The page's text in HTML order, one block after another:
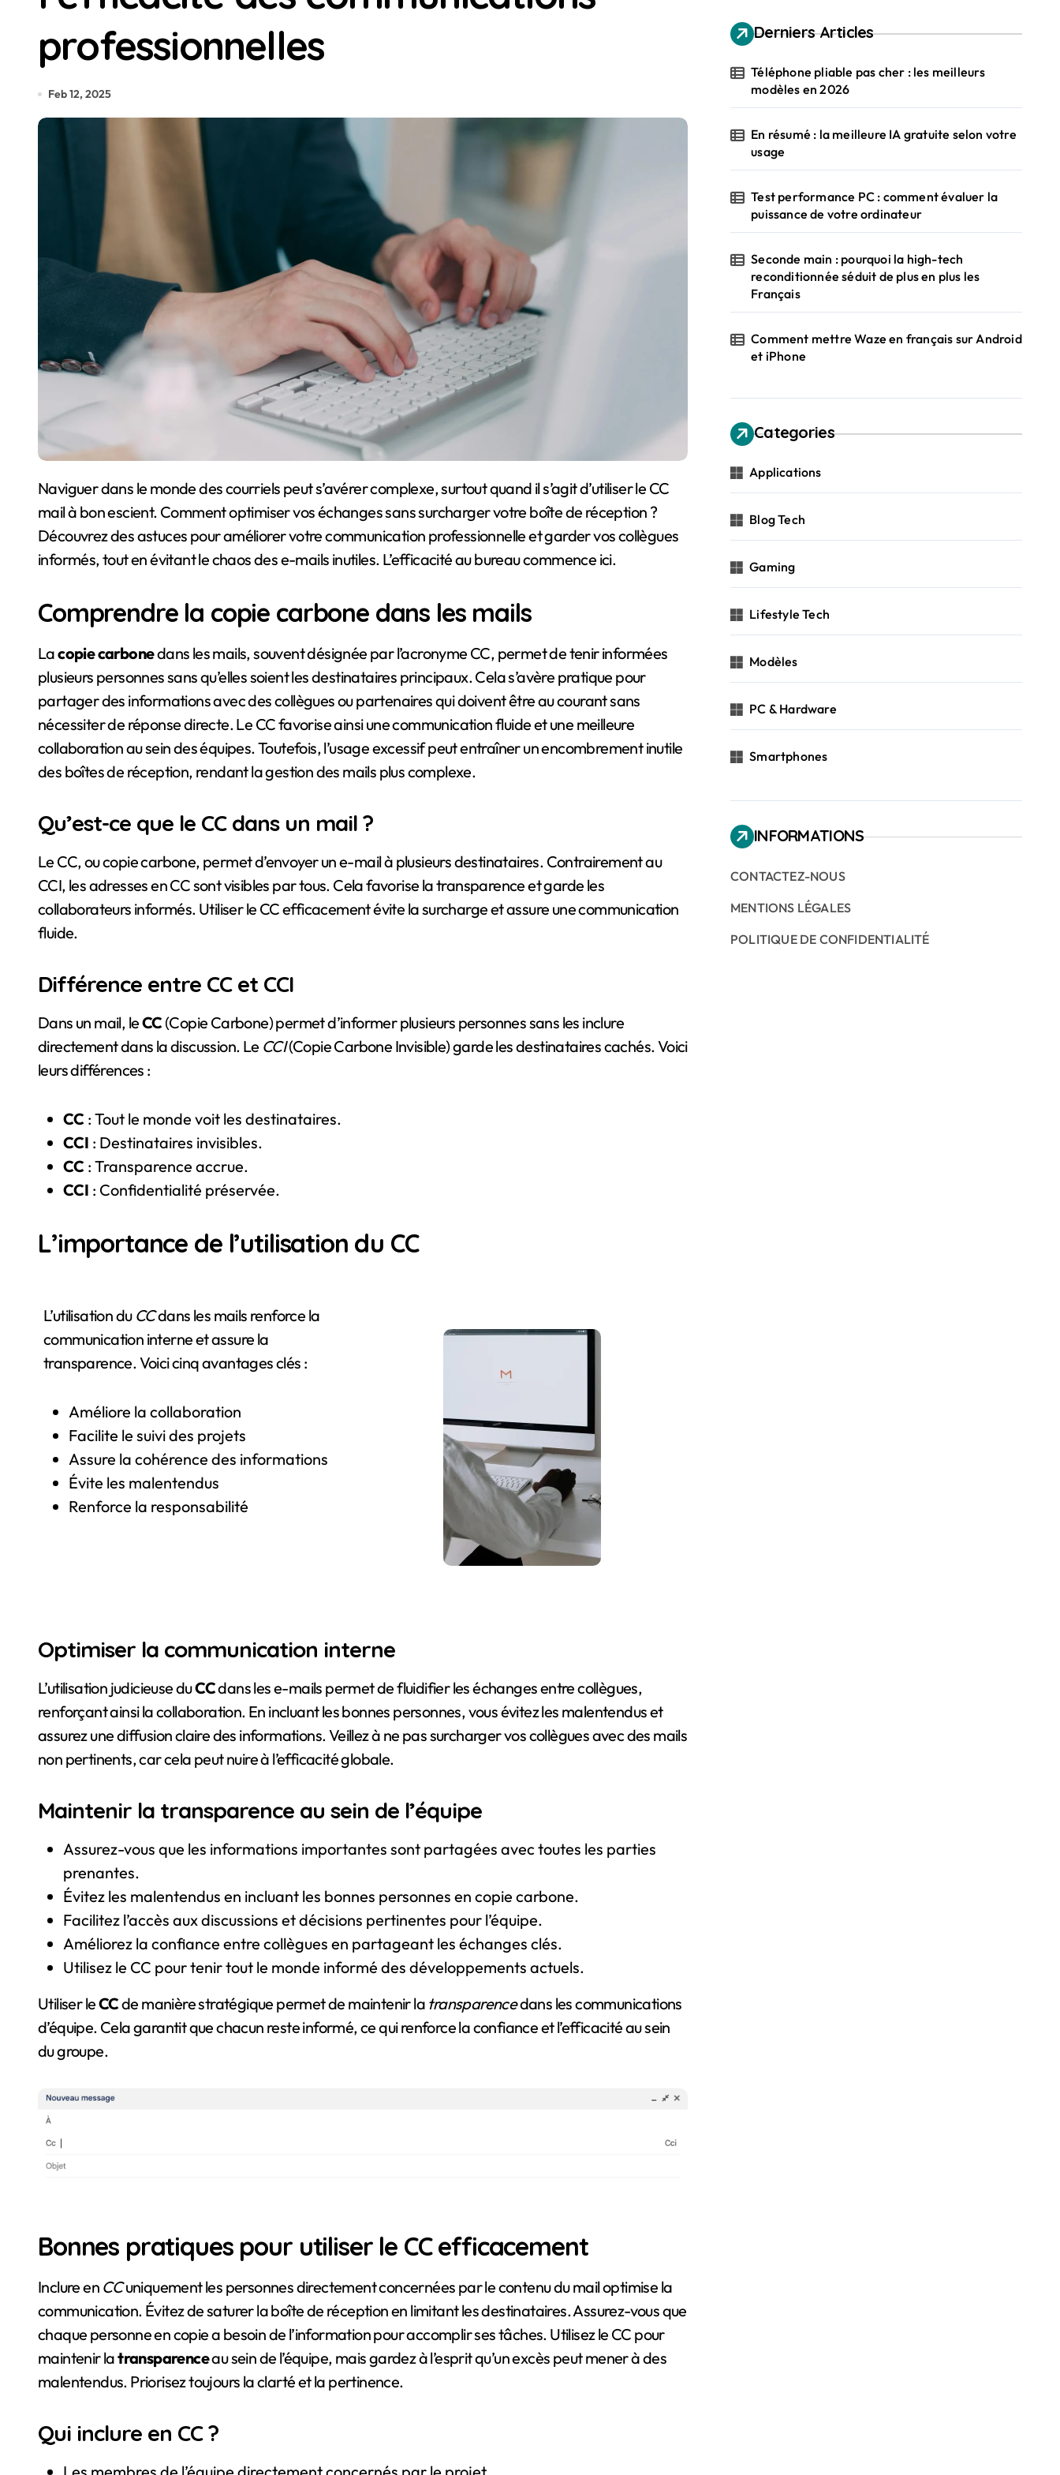
professionnelles
Feb 12, 2025
Naviguer dans le monde des courriels peut s’avérer complexe, surtout quand il s’agit d’utiliser le CC
mail à bon escient. Comment optimiser vos échanges sans surcharger votre boîte de réception ?
Découvrez des astuces pour améliorer votre communication professionnelle et garder vos collègues
informés, tout en évitant le chaos des e-mails inutiles. L’efficacité au bureau commence ici.
Comprendre la copie carbone dans les mails
Lacopie carbonedans les mails, souvent désignée par l’acronyme CC, permet de tenir informées
plusieurs personnes sans qu’elles soient les destinataires principaux. Cela s’avère pratique pour
partager des informations avec des collègues ou partenaires qui doivent être au courant sans
nécessiter de réponse directe. Le CC favorise ainsi une communication fluide et une meilleure
collaboration au sein des équipes. Toutefois, l’usage excessif peut entraîner un encombrement inutile
des boîtes de réception, rendant la gestion des mails plus complexe.
Qu’est-ce que le CC dans un mail ?
Le CC, ou copie carbone, permet d’envoyer un e-mail à plusieurs destinataires. Contrairement au
CCI, les adresses en CC sont visibles par tous. Cela favorise la transparence et garde les
collaborateurs informés. Utiliser le CC efficacement évite la surcharge et assure une communication
fluide.
Différence entre CC et CCI
Dans un mail, leCC(Copie Carbone) permet d’informer plusieurs personnes sans les inclure
directement dans la discussion. Le CCI(Copie Carbone Invisible) garde les destinataires cachés. Voici
leurs différences :
CC : Tout le monde voit les destinataires.
CCI : Destinataires invisibles.
CC : Transparence accrue.
CCI : Confidentialité préservée.
L’importance de l’utilisation du CC
L’utilisation du CCdans les mails renforce la
communication interne et assure la
transparence. Voici cinq avantages clés :
Améliore la collaboration
Facilite le suivi des projets
Assure la cohérence des informations
Évite les malentendus
Renforce la responsabilité
Optimiser la communication interne
L’utilisation judicieuse duCCdans les e-mails permet de fluidifier les échanges entre collègues,
renforçant ainsi la collaboration. En incluant les bonnes personnes, vous évitez les malentendus et
assurez une diffusion claire des informations. Veillez à ne pas surcharger vos collègues avec des mails
non pertinents, car cela peut nuire à l’efficacité globale.
Maintenir la transparence au sein de l’équipe
Assurez-vous que les informations importantes sont partagées avec toutes les parties
prenantes.
Évitez les malentendus en incluant les bonnes personnes en copie carbone.
Facilitez l’accès aux discussions et décisions pertinentes pour l’équipe.
Améliorez la confiance entre collègues en partageant les échanges clés.
Utilisez le CC pour tenir tout le monde informé des développements actuels.
Utiliser leCCde manière stratégique permet de maintenir la transparencedans les communications
d’équipe. Cela garantit que chacun reste informé, ce qui renforce la confiance et l’efficacité au sein
du groupe.
Bonnes pratiques pour utiliser le CC efficacement
Inclure en CCuniquement les personnes directement concernées par le contenu du mail optimise la
communication. Évitez de saturer la boîte de réception en limitant les destinataires. Assurez-vous que
chaque personne en copie a besoin de l’information pour accomplir ses tâches. Utilisez le CC pour
maintenir latransparenceau sein de l’équipe, mais gardez à l’esprit qu’un excès peut mener à des
malentendus. Priorisez toujours la clarté et la pertinence.
Qui inclure en CC ?
Derniers Articles
Téléphone pliable pas cher : les meilleurs
modèles en 2026
En résumé : la meilleure IA gratuite selon votre
usage
Test performance PC : comment évaluer la
puissance de votre ordinateur
Seconde main : pourquoi la high-tech
reconditionnée séduit de plus en plus les
Français
Comment mettre Waze en français sur Android
et iPhone
Categories
Applications
Blog Tech
Gaming
Lifestyle Tech
Modèles
PC & Hardware
Smartphones
INFORMATIONS
CONTACTEZ-NOUS
MENTIONS LÉGALES
POLITIQUE DE CONFIDENTIALITÉ